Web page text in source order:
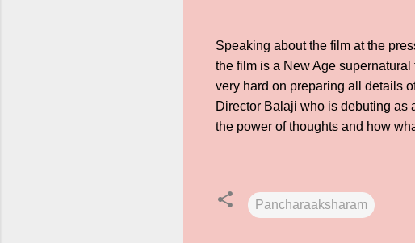
Speaking about the film at the
the film is a New Age
very hard on preparing all details
Director Balaji who is debuting as
the power of thoughts and how
Pancharaaksharam